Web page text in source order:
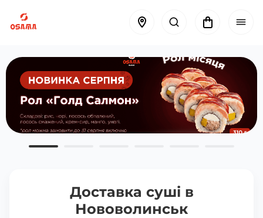
Доставка суші в
Нововолинськ